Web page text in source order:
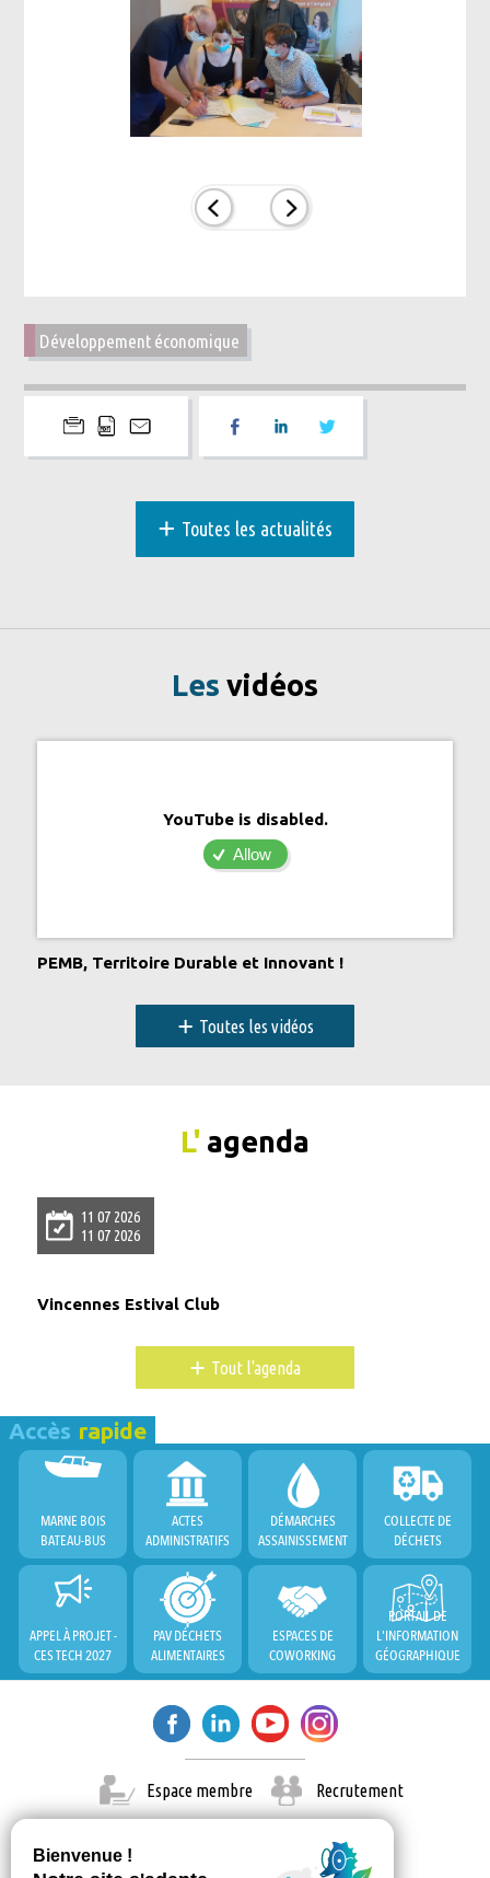
Développement économique
+ Toutes les actualités
Les vidéos
YouTube is disabled.
Allow
PEMB, Territoire Durable et Innovant !
+ Toutes les vidéos
L' agenda
11 07 2026
11 07 2026
Vincennes Estival Club
+ Tout l'agenda
Accès rapide
MARNE BOIS
BATEAU-BUS
ACTES
ADMINISTRATIFS
DÉMARCHES
ASSAINISSEMENT
COLLECTE DE
DÉCHETS
APPEL À PROJET -
CES TECH 2027
PAV DÉCHETS
ALIMENTAIRES
ESPACES DE
COWORKING
PORTAIL DE
L'INFORMATION
GÉOGRAPHIQUE
Espace membre Recrutement